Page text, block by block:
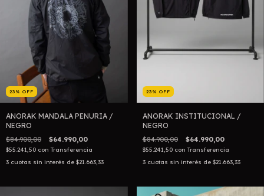
23 % OFF
ANORAK MANDALA PENURIA /
NEGRO
$84.900,00 $64.990,00
$55.241,50 con Transferencia
3 cuotas sin interés de $21.663,33
23 % OFF
ANORAK INSTITUCIONAL /
NEGRO
$84.900,00 $64.990,00
$55.241,50 con Transferencia
3 cuotas sin interés de $21.663,33